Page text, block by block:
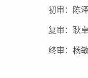
初审：陈
复审：耿
终审：杨